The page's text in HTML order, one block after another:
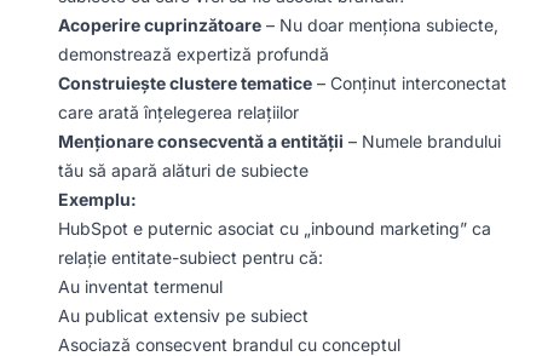
Acoperire cuprinzătoare – Nu doar menționa subiecte,
demonstrează expertiză profundă
Construiește clustere tematice – Conținut interconectat
care arată înțelegerea relațiilor
Menționare consecventă a entității – Numele brandului
tău să apară alături de subiecte
Exemplu:
HubSpot e puternic asociat cu „inbound marketing” ca
relație entitate-subiect pentru că:
Au inventat termenul
Au publicat extensiv pe subiect
Asociază consecvent brandul cu conceptul